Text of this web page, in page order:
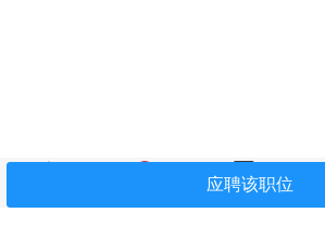
简历中心